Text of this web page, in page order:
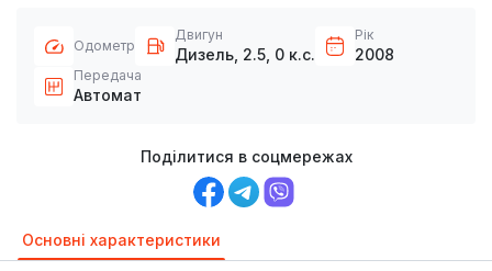
Одометр
Двигун
Дизель, 2.5, 0 к.с.
Рік
2008
Передача
Автомат
Поділитися в соцмережах
Основні характеристики